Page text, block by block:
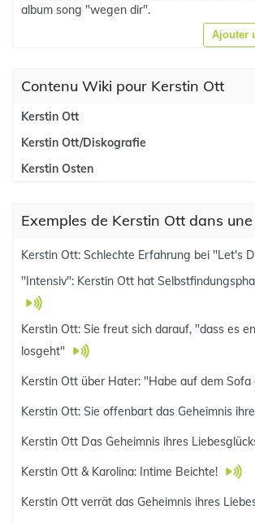
album song "wegen dir".
Ajouter
Contenu Wiki pour Kerstin Ott
Kerstin Ott
Kerstin Ott/Diskografie
Kerstin Osten
Exemples de Kerstin Ott dans
Kerstin Ott: Schlechte Erfahrung bei "Let's
"Intensiv": Kerstin Ott hat
Kerstin Ott: Sie freut sich darauf, "dass es
losgeht"
Kerstin Ott über Hater: "Habe auf dem
Kerstin Ott: Sie offenbart das Geheimnis
Kerstin Ott Das Geheimnis ihres
Kerstin Ott & Karolina: Intime Beichte!
Kerstin Ott verrät das Geheimnis ihres